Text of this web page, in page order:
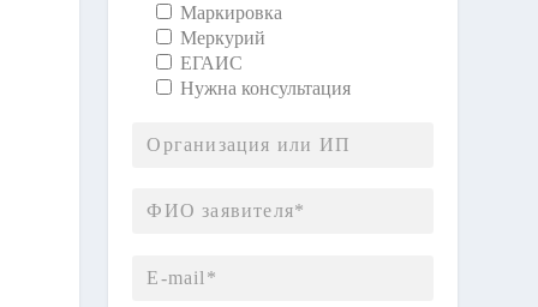
Маркировка
Меркурий
ЕГАИС
Нужна консультация